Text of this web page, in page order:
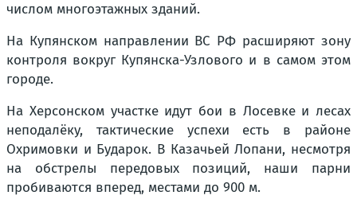
числом многоэтажных зданий.
На Купянском направлении ВС РФ расширяют зону
контроля вокруг Купянска-Узлового и в самом этом
городе.
На Херсонском участке идут бои в Лосевке и лесах
неподалёку, тактические успехи есть в районе
Охримовки и Бударок. В Казачьей Лопани, несмотря
на обстрелы передовых позиций, наши парни
пробиваются вперед, местами до 900 м.